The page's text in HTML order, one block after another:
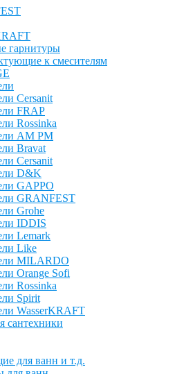
гарнитуры
к смесителям
Cersanit
FRAP
Rossinka
AM PM
Bravat
Cersanit
D&K
GAPPO
GRANFEST
Grohe
IDDIS
Lemark
Like
MILARDO
Orange Sofi
Rossinka
Spirit
WasserKRAFT
сантехники
для ванн и т.д.